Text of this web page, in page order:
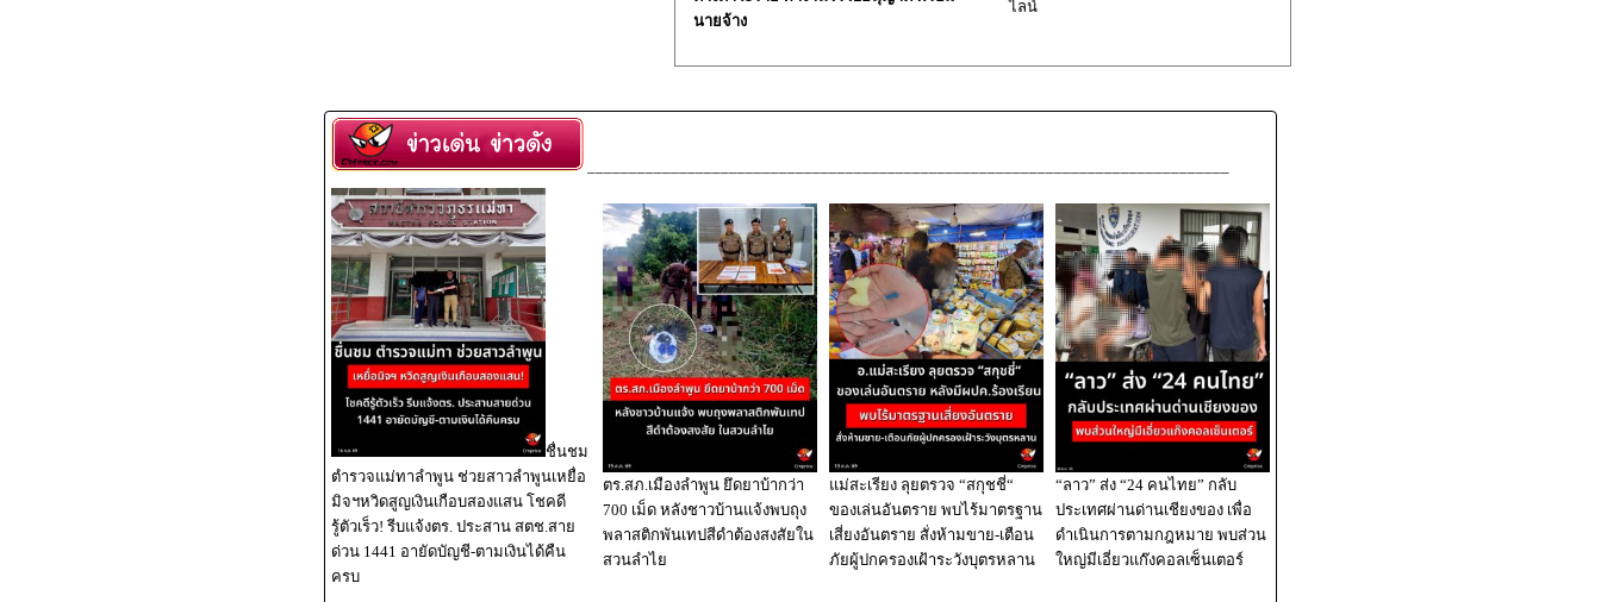
นายจ้าง
ไลน์
ชื่นชม
ตำรวจแม่ทาลำพูน ช่วยสาวลำพูนเหยื่อ
มิจฯหวิดสูญเงินเกือบสองแสน โชคดี
รู้ตัวเร็ว! รีบแจ้งตร. ประสาน สตช.สาย
ด่วน 1441 อายัดบัญชี-ตามเงินได้คืน
ครบ
ตร.สภ.เมืองลำพูน ยึดยาบ้ากว่า
700 เม็ด หลังชาวบ้านแจ้งพบถุง
พลาสติกพันเทปสีดำต้องสงสัยใน
สวนลำไย
แม่สะเรียง ลุยตรวจ “สกุชชี่“
ของเล่นอันตราย พบไร้มาตรฐาน
เสี่ยงอันตราย สั่งห้ามขาย-เตือน
ภัยผู้ปกครองเฝ้าระวังบุตรหลาน
“ลาว” ส่ง “24 คนไทย” กลับ
ประเทศผ่านด่านเชียงของ เพื่อ
ดำเนินการตามกฎหมาย พบส่วน
ใหญ่มีเอี่ยวแก๊งคอลเซ็นเตอร์